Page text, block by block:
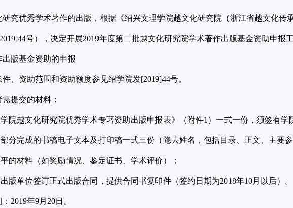
优秀学术著作的出版，根据《绍兴文理学院越文化研究院（浙江省越文化传
号），决定开展2019年度第二批越文化研究院学术著作出版基金资助申报
版基金资助的申报
资助范围和资助额度参见绍学院发[2019]44号。
提交的材料：
越文化研究院优秀学术专著资助出版申报表》（附件1）一式一份，须签有学
完成的书稿电子文本及打印稿一式三份（隐去姓名，包括目录、正文、主要参
材料（如奖励情况、鉴定证书、学术评价）；
单位签订正式出版合同，提供合同书复印件（签约日期为2018年10月以后）。
年9月20日。